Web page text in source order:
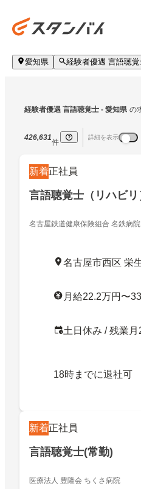
愛知県 経験者優遇 言語聴
経験者優遇 言語聴覚士 - 愛知県 の
426,631
件
詳細を表示
新着正社員
言語聴覚士（リハビリ
名古屋鉄道健康保険組合 名鉄病院
名古屋市西区 栄
月給22.2万円〜
土日休み / 残業
18時までに退社可
新着正社員
言語聴覚士(常勤)
医療法人 豊隆会 ちくさ病院